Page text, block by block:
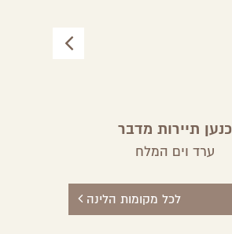
כנען תיירות מדבר
ערד וים המלח
לכל מקומות הלינה